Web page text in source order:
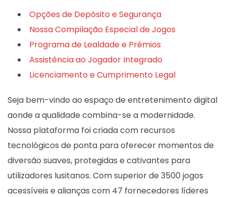
Opções de Depósito e Segurança
Nossa Compilação Especial de Jogos
Programa de Lealdade e Prémios
Assistência ao Jogador Integrado
Licenciamento e Cumprimento Legal
Seja bem-vindo ao espaço de entretenimento digital
aonde a qualidade combina-se a modernidade.
Nossa plataforma foi criada com recursos
tecnológicos de ponta para oferecer momentos de
diversão suaves, protegidas e cativantes para
utilizadores lusitanos. Com superior de 3500 jogos
acessíveis e alianças com 47 fornecedores líderes